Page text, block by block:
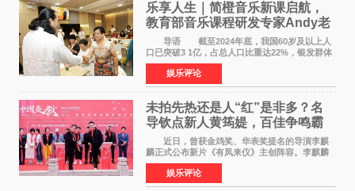
乐享人生｜简橙音乐新课启航，
教育部音乐课程研发专家Andy老
师重磅入驻领航银龄琴声
导语 截至2024年底，我国60岁及以上人
口已突破3 1亿，占总人口比重达22%，银发群体
的精神文化需求日益凸显。2024年1月，国务院办
公厅印发《关于发展银发经济增进老年人福祉的
意见》——这是
娱乐评论
未拍先热还是人“红”是非多？名
导钦点新人黄筠媞，百佳争鸣霸
气回应
近日，曾获金鸡奖、华表奖提名的导演李麒
麟正式公布新片《有凤来仪》主创阵容。李麒麟
早年凭电影《华容道》获得金鸡奖、华表奖提
名，此后长期参与国内外电影制作，其担任制片
人参与的作品亦曾
娱乐评论